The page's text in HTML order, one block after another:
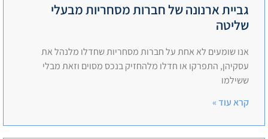
גביית ארנונה של חברות מסחריות מבעלי
שליטה
אנו שומעים לא אחת על חברות מסחריות שחדלו מלנהל את
עסקיהן, התפרקו או חדלו מלהחזיק בנכס מסוים וזאת מבלי
ששילמו
קרא עוד »